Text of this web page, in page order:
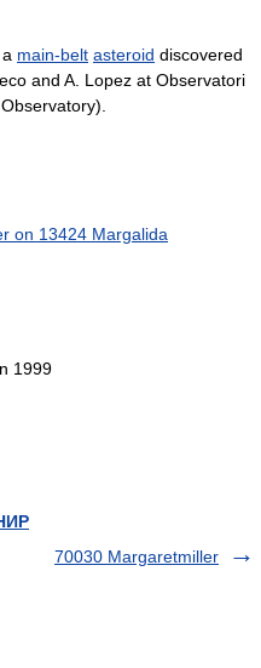
main-belt asteroid discovered
and A. Lopez at Observatori
on 13424 Margalida
1999
70030 Margaretmiller